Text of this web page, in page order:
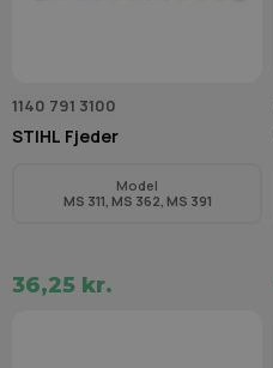
1140 791 3100
STIHL Fjeder
Model
MS 311, MS 362, MS 391
36,25 kr.